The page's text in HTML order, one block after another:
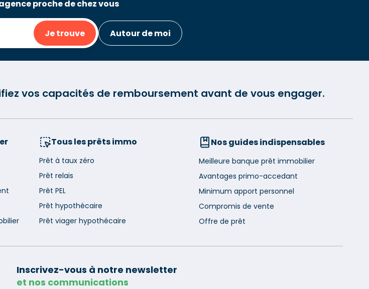
proche de chez vous
Je trouve Autour de moi
vos capacités de remboursement avant de vous engager.
Tous les prêts immo
Prêt à taux zéro
Prêt relais
Prêt PEL
Prêt hypothécaire
Prêt viager hypothécaire
Nos guides indispensables
Meilleure banque prêt immobilier
Avantages primo-accedant
Minimum apport personnel
Compromis de vente
Offre de prêt
Inscrivez-vous à notre newsletter
et nos communications